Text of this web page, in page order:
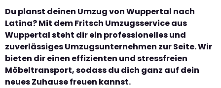
Du planst deinen Umzug von Wuppertal nach
Latina? Mit dem Fritsch Umzugsservice aus
Wuppertal steht dir ein professionelles und
zuverlässiges Umzugsunternehmen zur Seite. Wir
bieten dir einen effizienten und stressfreien
Möbeltransport, sodass du dich ganz auf dein
neues Zuhause freuen kannst.